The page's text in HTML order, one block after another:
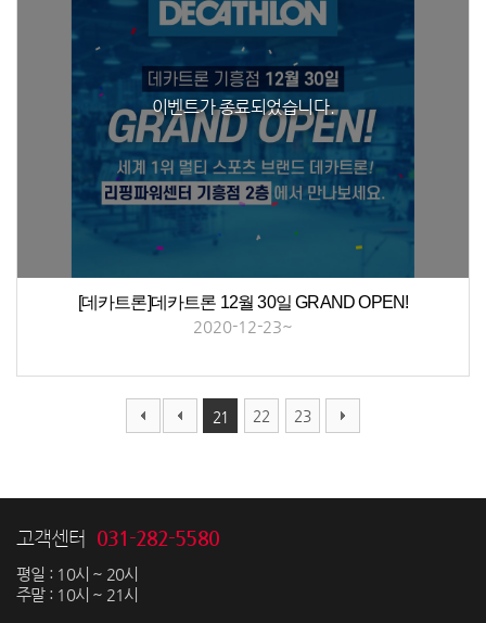
이벤트가 종료되었습니다.
[데카트론]데카트론 12월 30일 GRAND OPEN!
2020-12-23~
21 22 23
고객센터 031-282-5580
평일 : 10시 ~ 20시
주말 : 10시 ~ 21시